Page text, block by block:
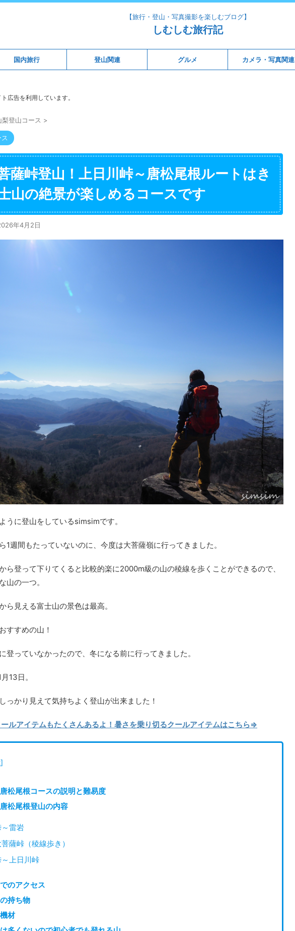
【旅行・登山・写真撮影を楽しむブログ】
しむしむ旅行記
国内旅行 登山関連 グルメ カメラ・写真関連
広告を利用しています。
梨登山コース >
薩峠登山！上日川峠～唐松尾根ルートはき
山の絶景が楽しめるコースです
年4月2日
うに登山をしているsimsimです。
1週間もたっていないのに、今度は大菩薩嶺に行ってきました。
ら登って下りてくると比較的楽に2000m級の山の稜線を歩くことができるので、
山の一つ。
ら見える富士山の景色は最高。
すすめの山！
登っていなかったので、冬になる前に行ってきました。
13日。
っかり見えて気持ちよく登山が出来ました！
ールアイテムもたくさんあるよ！暑さを乗り切るクールアイテムはこちら⇒
]
松尾根コースの説明と難易度
松尾根登山の内容
雷岩
薩峠（稜線歩き）
上日川峠
のアクセス
持ち物
材